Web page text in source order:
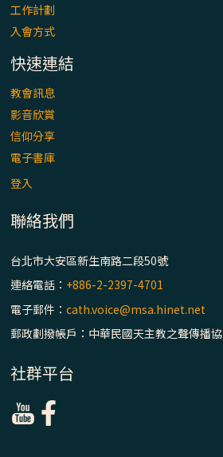
工作計劃
入會方式
快速連結
教會訊息
影音欣賞
信仰分享
電子書庫
登入
聯絡我們
台北市大安區新生南路二段50號
連絡電話： +886-2-2397-4701
電子郵件：cath.voice@msa.hinet.net
郵政劃撥帳戶：中華民國天主教之聲傳播
社群平台